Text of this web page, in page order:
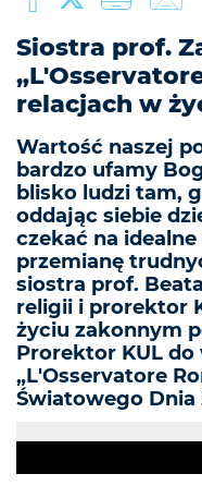
Siostra prof.
relacjach w
Wartość naszej
bardzo ufamy
blisko ludzi tam,
oddając siebie
czekać na
przemianę
siostra prof.
religii i prorektor
życiu zakonnym
Prorektor KUL
„L'Osservatore
Światowego Dnia